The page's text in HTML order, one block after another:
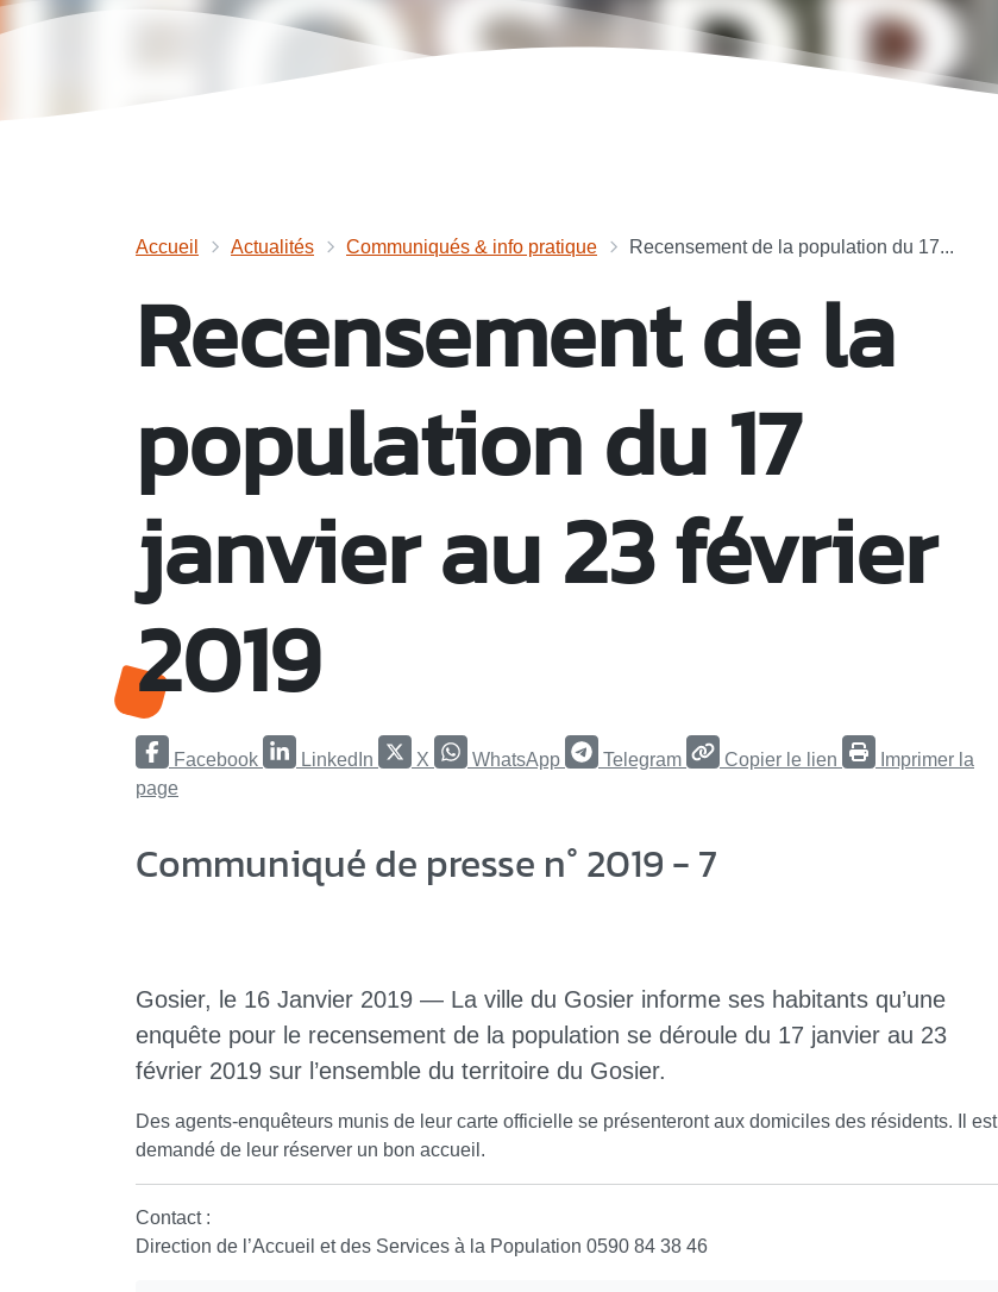
Accueil Actualités Communiqués & info pratique Recensement de la population du 17...
Recensement de la
population du 17
janvier au 23 février
2019
Facebook LinkedIn X WhatsApp Telegram Copier le lien
Imprimer la
page
Communiqué de presse n° 2019 - 7
Gosier, le 16 Janvier 2019 — La ville du Gosier informe ses habitants qu’une
enquête pour le recensement de la population se déroule du 17 janvier au 23
février 2019 sur l’ensemble du territoire du Gosier.
Des agents-enquêteurs munis de leur carte officielle se présenteront aux domiciles des résidents. Il est
demandé de leur réserver un bon accueil.
Contact :
Direction de l’Accueil et des Services à la Population 0590 84 38 46